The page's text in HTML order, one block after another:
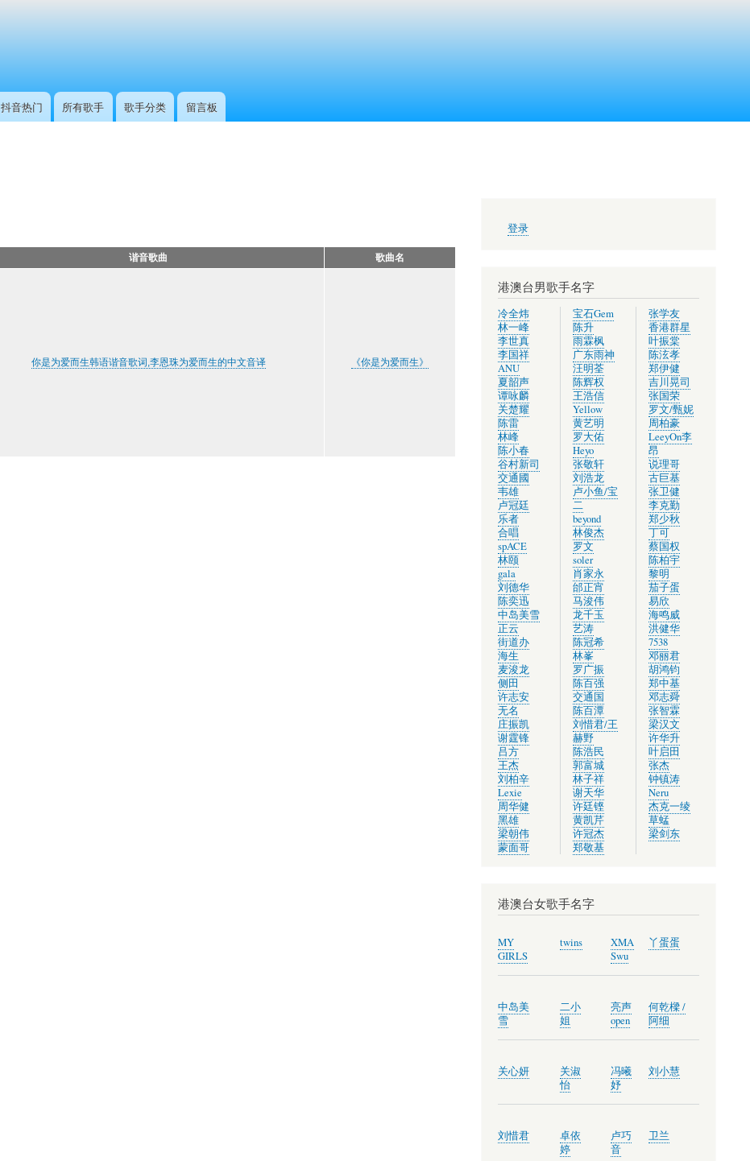
容
抖音热门 所有歌手 歌手分类 留言板
谐音歌曲 歌曲名
你是为爱而生韩语谐音歌词,李恩珠为爱而生的中文音译 《你是为爱而生》
户
单
登录
港澳台男歌手名字
冷全炜
林一峰
李世真
李国祥
ANU
夏韶声
谭咏麟
关楚耀
陈雷
林峰
陈小春
谷村新司
交通國
韦雄
卢冠廷
乐者
合唱
spACE
林颐
gala
刘德华
陈奕迅
中岛美雪
正云
街道办
海生
麦浚龙
侧田
许志安
无名
庄振凯
谢霆锋
吕方
王杰
刘柏辛
Lexie
周华健
黑雄
梁朝伟
蒙面哥
宝石Gem
陈升
雨霖枫
广东雨神
汪明荃
陈辉权
王浩信
Yellow
黄艺明
罗大佑
Heyo
张敬轩
刘浩龙
卢小鱼/宝
二
beyond
林俊杰
罗文
soler
肖家永
邰正宵
马浚伟
龙千玉
艺涛
陈冠希
林峯
罗广振
陈百强
交通国
陈百潭
刘惜君/王
赫野
陈浩民
郭富城
林子祥
谢天华
许廷铿
黄凯芹
许冠杰
郑敬基
张学友
香港群星
叶振棠
陈泫孝
郑伊健
吉川晃司
张国荣
罗文/甄妮
周柏豪
LeeyOn李
昂
说理哥
古巨基
张卫健
李克勤
郑少秋
丁可
蔡国权
陈柏宇
黎明
茄子蛋
易欣
海鸣威
洪健华
7538
邓丽君
胡鸿钧
郑中基
邓志舜
张智霖
梁汉文
许华升
叶启田
张杰
钟镇涛
Neru
杰克一绫
草蜢
梁剑东
港澳台女歌手名字
MY
GIRLS
twins
XMA
Swu
丫蛋蛋
中岛美
雪
二小
姐
亮声
open
何乾樑 /
阿细
关心妍
关淑
怡
冯曦
妤
刘小慧
刘惜君
卓依
婷
卢巧
音
卫兰